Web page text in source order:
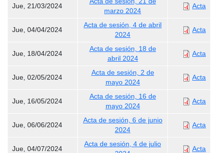
Jue, 21/03/2024
marzo 2024
Acta
Jue, 04/04/2024
Acta de sesión, 4 de abril
2024
Acta
Jue, 18/04/2024
Acta de sesión, 18 de
abril 2024
Acta
Jue, 02/05/2024
Acta de sesión, 2 de
mayo 2024
Acta
Jue, 16/05/2024
Acta de sesión, 16 de
mayo 2024
Acta
Jue, 06/06/2024
Acta de sesión, 6 de junio
2024
Acta
Jue, 04/07/2024
Acta de sesión, 4 de julio
Acta